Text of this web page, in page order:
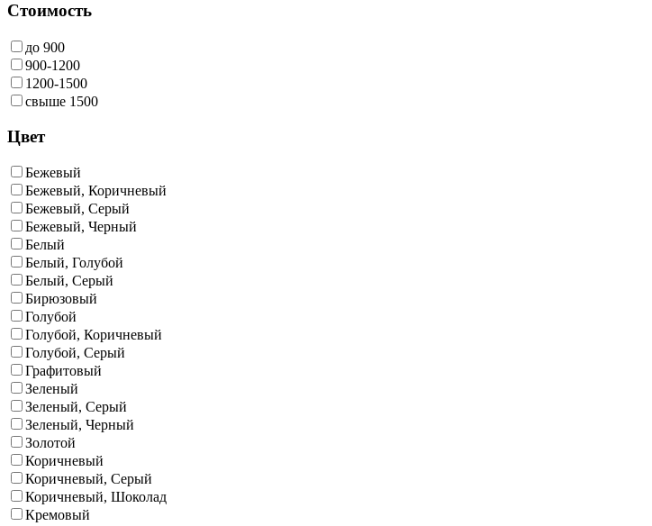
Стоимость
до 900
900-1200
1200-1500
свыше 1500
Цвет
Бежевый
Бежевый, Коричневый
Бежевый, Серый
Бежевый, Черный
Белый
Белый, Голубой
Белый, Серый
Бирюзовый
Голубой
Голубой, Коричневый
Голубой, Серый
Графитовый
Зеленый
Зеленый, Серый
Зеленый, Черный
Золотой
Коричневый
Коричневый, Серый
Коричневый, Шоколад
Кремовый